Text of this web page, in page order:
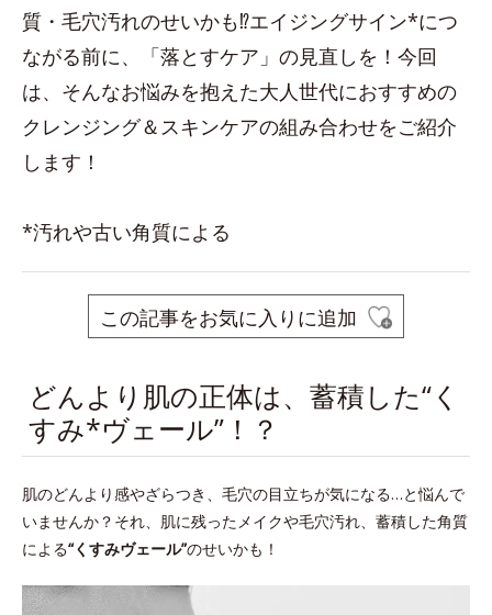
質・毛穴汚れのせいかも⁉エイジングサイン*につ
ながる前に、「落とすケア」の見直しを！今回
は、そんなお悩みを抱えた大人世代におすすめの
クレンジング＆スキンケアの組み合わせをご紹介
します！
*汚れや古い角質による
この記事をお気に入りに追加
どんより肌の正体は、蓄積した“く
すみ*ヴェール”！？
肌のどんより感やざらつき、毛穴の目立ちが気になる…と悩んで
いませんか？それ、肌に残ったメイクや毛穴汚れ、蓄積した角質
による“くすみヴェール”のせいかも！